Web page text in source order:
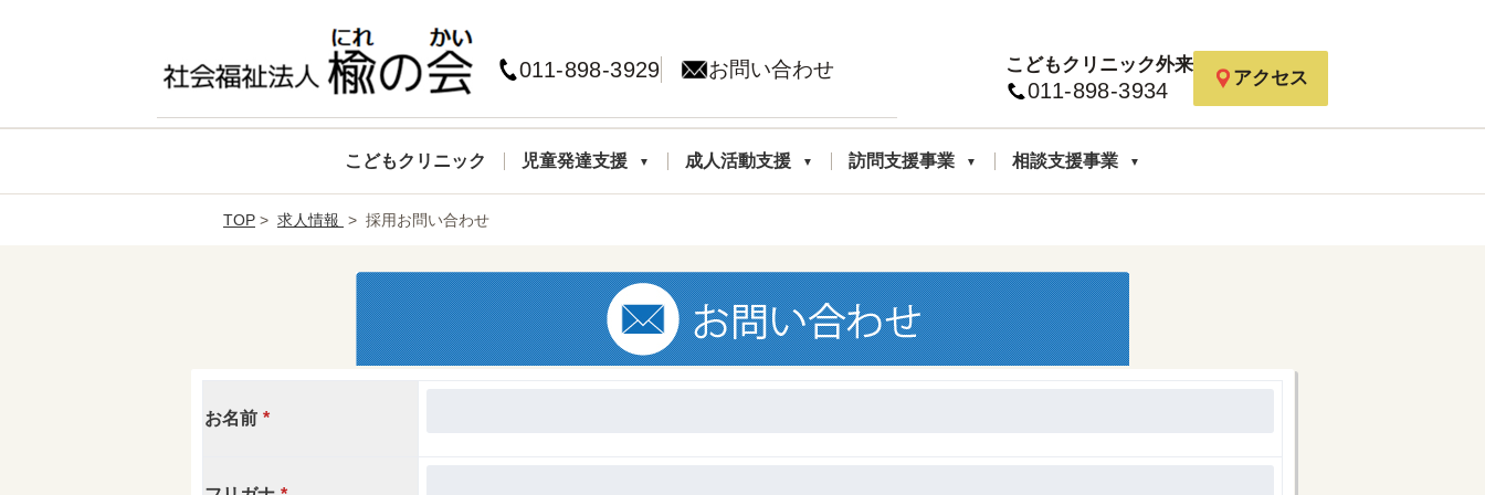
011-898-3929 お問い合わせ こどもクリニック外来
011-898-3934
アクセス
こどもクリニック 児童発達支援 成人活動支援 訪問支援事業 相談支援事業
TOP > 求人情報 > 採用お問い合わせ
お名前 *